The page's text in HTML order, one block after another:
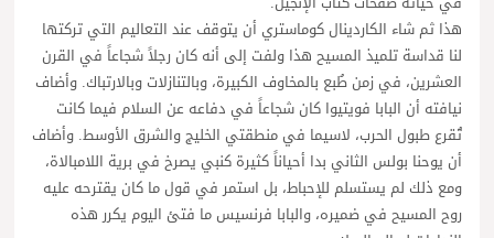
هذا ثم شاء الكاردينال كوماستري أن يتوقف عند التعاليم التي تركتها
لنا قداسة تلميذ المسيح هذا ولفت إلى أنه كان رجلاً شجاعاً في القرن
العشرين، في زمن طُبع بالمخاوف الكبيرة، وبالتنازلات وبالارتباك. وأضاف
نيافته أن البابا فويتيوا كان شجاعاً في دفاعه عن السلام فيما كانت
تُقرع طبول الحرب، لاسيما في منطقتي الخليج والشرق الأوسط. وأضاف
أن يوحنا بولس الثاني بدا أحياناً كثيرة كنبي يصرخ في برية اللامبالاة،
ومع ذلك لم يستسلم للإحباط، بل استمر في قول ما كان يقترحه عليه
روح المسيح في ضميره، والبابا فرنسيس ما فتئ اليوم يكرر هذه